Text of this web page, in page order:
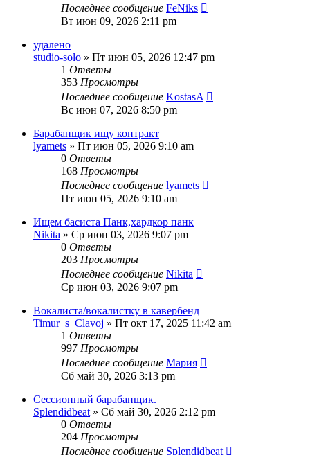
Последнее сообщение FeNiks
Вт июн 09, 2026 2:11 pm
удалено
studio-solo » Пт июн 05, 2026 12:47 pm
1 Ответы
353 Просмотры
Последнее сообщение KostasA
Вс июн 07, 2026 8:50 pm
Барабанщик ищу контракт
lyamets » Пт июн 05, 2026 9:10 am
0 Ответы
168 Просмотры
Последнее сообщение lyamets
Пт июн 05, 2026 9:10 am
Ищем басиста Панк,хардкор панк
Nikita » Ср июн 03, 2026 9:07 pm
0 Ответы
203 Просмотры
Последнее сообщение Nikita
Ср июн 03, 2026 9:07 pm
Вокалиста/вокалистку в кавербенд
Timur_s_Clavoj » Пт окт 17, 2025 11:42 am
1 Ответы
997 Просмотры
Последнее сообщение Мария
Сб май 30, 2026 3:13 pm
Сессионный барабанщик.
Splendidbeat » Сб май 30, 2026 2:12 pm
0 Ответы
204 Просмотры
Последнее сообщение Splendidbeat